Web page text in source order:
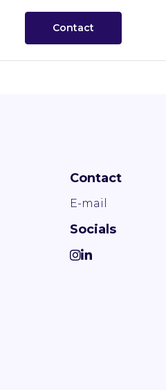
Contact
Contact
E-mail
Socials